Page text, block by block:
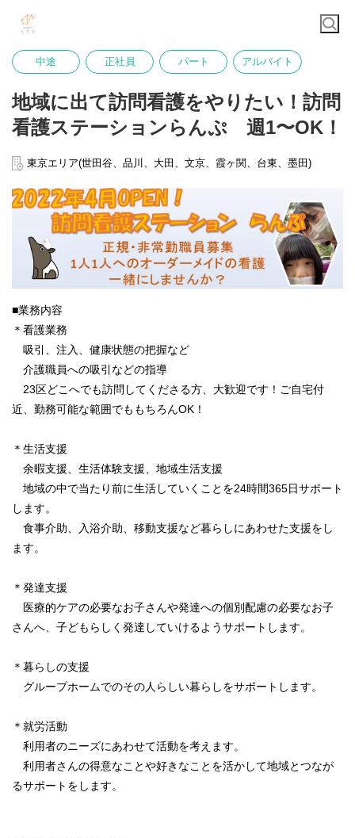
中途 正社員 パート アルバイト
地域に出て訪問看護をやりたい！訪問
看護ステーションらんぷ 週1〜OK！
東京エリア(世田谷、品川、大田、文京、霞ヶ関、台東、墨田)
■業務内容
＊看護業務
吸引、注入、健康状態の把握など
介護職員への吸引などの指導
23区どこへでも訪問してくださる方、大歓迎です！ご自宅付
近、勤務可能な範囲でももちろんOK！
＊生活支援
余暇支援、生活体験支援、地域生活支援
地域の中で当たり前に生活していくことを24時間365日サポート
します。
食事介助、入浴介助、移動支援など暮らしにあわせた支援をし
ます。
＊発達支援
医療的ケアの必要なお子さんや発達への個別配慮の必要なお子
さんへ、子どもらしく発達していけるようサポートします。
＊暮らしの支援
グループホームでのその人らしい暮らしをサポートします。
＊就労活動
利用者のニーズにあわせて活動を考えます。
利用者さんの得意なことや好きなことを活かして地域とつなが
るサポートをします。